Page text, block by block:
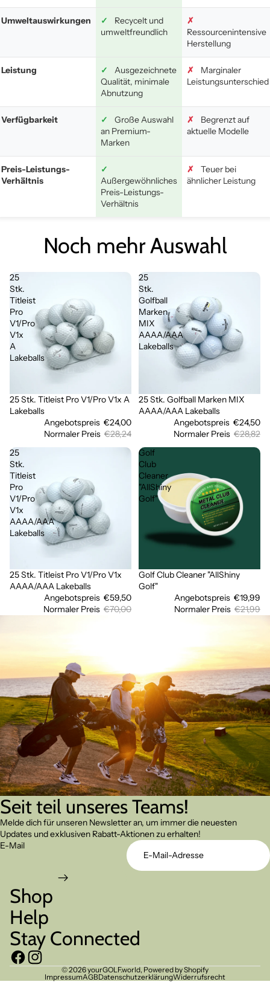
Umweltauswirkungen ✓
Recycelt und
umweltfreundlich
✗
Ressourcenintensive
Herstellung
Leistung ✓
Ausgezeichnete
Qualität, minimale
Abnutzung
✗
Marginaler
Leistungsunterschied
Verfügbarkeit ✓
Große Auswahl
an Premium-
Marken
✗
Begrenzt auf
aktuelle Modelle
Preis-Leistungs-
Verhältnis
✓
Außergewöhnliches
Preis-Leistungs-
Verhältnis
✗
Teuer bei
ähnlicher Leistung
Noch mehr Auswahl
25
Stk.
Titleist
Pro
V1/Pro
V1x
A
Lakeballs
Sale
25 Stk. Titleist Pro V1/Pro V1x A
Lakeballs
Angebotspreis €24,00
Normaler Preis €28,24
25
Stk.
Golfball
Marken
MIX
AAAA/AAA
Lakeballs
Sale
25 Stk. Golfball Marken MIX
AAAA/AAA Lakeballs
Angebotspreis €24,50
Normaler Preis €28,82
25
Stk.
Titleist
Pro
V1/Pro
V1x
AAAA/AAA
Lakeballs
Ausverkauft
25 Stk. Titleist Pro V1/Pro V1x
AAAA/AAA Lakeballs
Angebotspreis €59,50
Normaler Preis €70,00
Golf
Club
Cleaner
"AllShiny
Golf"
Sale
Golf Club Cleaner "AllShiny
Golf"
Angebotspreis €19,99
Normaler Preis €21,99
Seit teil unseres Teams!
Melde dich für unseren Newsletter an, um immer die neuesten
Updates und exklusiven Rabatt-Aktionen zu erhalten!
E-Mail
Shop
Help
Stay Connected
© 2026yourGOLF.world, Powered by Shopify
ImpressumAGBDatenschutzerklärungWiderrufsrecht